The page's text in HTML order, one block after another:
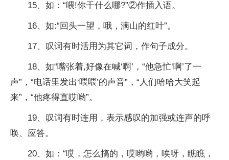
15、如：“喂!你干什么哪?”②作插入语。
16、如:“回头一望，哦，满山的红叶”。
17、叹词有时活用为其它词，作句子成分。
18、如“嘴张着,好像在喊‘啊’，“他急忙‘啊’了一
声”，“电话里发出‘喂喂’的声音”，“人们哈哈大笑起
来”，“他疼得直哎哟”。
19、叹词有时连用，表示感叹的加强或连声的呼
唤、应答。
20、如：“哎，怎么搞的，哎哟哟，唉呀，瞧瞧，